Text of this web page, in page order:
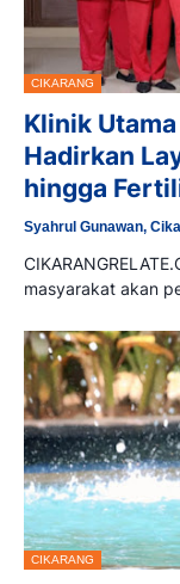
CIKARANG
Klinik
Hadirkan
hingga
Syahrul Gunawan,
masyarakat akan
CIKARANG